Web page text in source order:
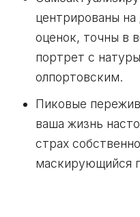
центрированы
оценок, точны в
портрет с
олпортовским.
Пиковые
ваша жизнь
страх
маскирующийся